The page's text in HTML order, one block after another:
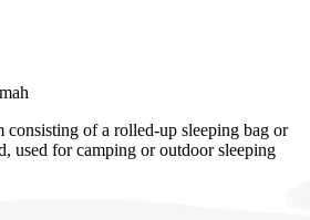
consisting of a rolled-up sleeping bag or
used for camping or outdoor sleeping